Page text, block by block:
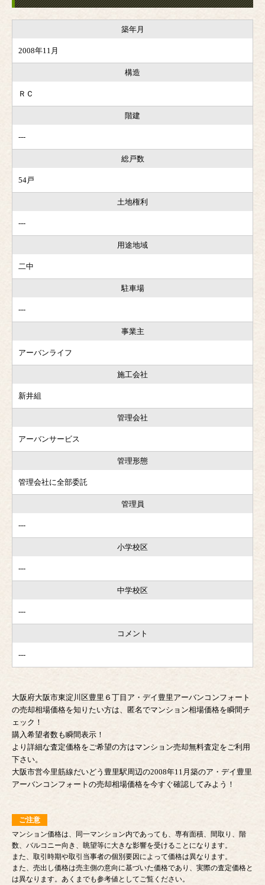
築年月
2008年11月
構造
ＲＣ
階建
---
総戸数
54戸
土地権利
---
用途地域
二中
駐車場
---
事業主
アーバンライフ
施工会社
新井組
管理会社
アーバンサービス
管理形態
管理会社に全部委託
管理員
---
小学校区
---
中学校区
---
コメント
---
大阪府大阪市東淀川区豊里６丁目ア・デイ豊里アーバンコンフォート
の売却相場価格を知りたい方は、匿名でマンション相場価格を瞬間チ
ェック！
購入希望者数も瞬間表示！
より詳細な査定価格をご希望の方はマンション売却無料査定をご利用
下さい。
大阪市営今里筋線だいどう豊里駅周辺の2008年11月築のア・デイ豊里
アーバンコンフォートの売却相場価格を今すぐ確認してみよう！
ご注意
マンション価格は、同一マンション内であっても、専有面積、間取り、階
数、バルコニー向き、眺望等に大きな影響を受けることになります。
また、取引時期や取引当事者の個別要因によって価格は異なります。
また、売出し価格は売主側の意向に基づいた価格であり、実際の査定価格と
は異なります。あくまでも参考値としてご覧ください。